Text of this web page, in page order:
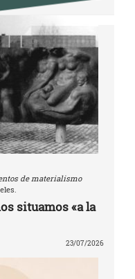
de materialismo
situamos «a la
23/07/2026